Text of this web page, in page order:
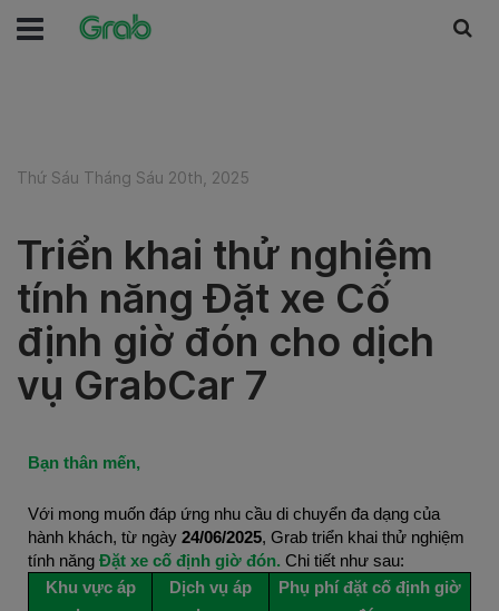
Thứ Sáu Tháng Sáu 20th, 2025
Triển khai thử nghiệm
tính năng Đặt xe Cố
định giờ đón cho dịch
vụ GrabCar 7
Bạn thân mến,
Với mong muốn đáp ứng nhu cầu di chuyển đa dạng của
hành khách, từ ngày 24/06/2025, Grab triển khai thử nghiệm
tính năng Đặt xe cố định giờ đón. Chi tiết như sau:
Khu vực áp
Dịch vụ áp
Phụ phí đặt cố định giờ